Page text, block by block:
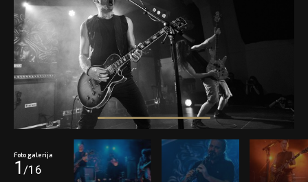
Foto galerija
1/16